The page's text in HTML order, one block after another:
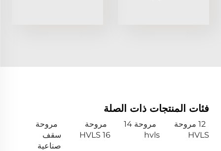
فئات المنتجات ذات الصلة
12 مروحة
HVLS
مروحة 14
hvls
مروحة
HVLS 16
مروحة
سقف
صناعية